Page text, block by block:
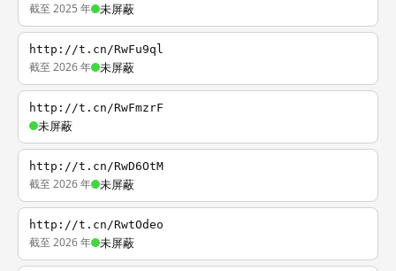
截至 2025 年 未屏蔽
http://t.cn/RwFu9ql
截至 2026 年 未屏蔽
http://t.cn/RwFmzrF
未屏蔽
http://t.cn/RwD6OtM
截至 2026 年 未屏蔽
http://t.cn/RwtOdeo
截至 2026 年 未屏蔽